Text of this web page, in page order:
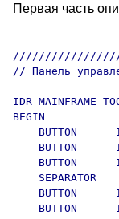
Первая часть
// Панель
IDR_MAINFRAME
BEGIN
BUTTON
BUTTON
BUTTON
    SEPARATOR
BUTTON
BUTTON